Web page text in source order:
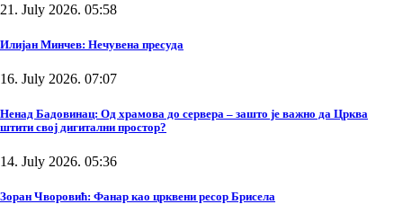
21. July 2026. 05:58
Илијан Минчев: Нечувена пресуда
16. July 2026. 07:07
Ненад Бадовинац: Од храмова до сервера – зашто је важно да Црква
штити свој дигитални простор?
14. July 2026. 05:36
Зоран Чворовић: Фанар као црквени ресор Брисела